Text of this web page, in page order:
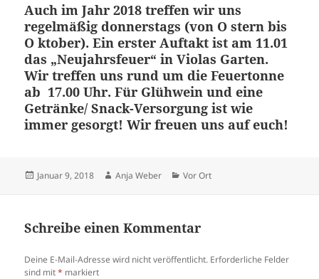
Auch im Jahr 2018 treffen wir uns
regelmäßig donnerstags (von O stern bis
O ktober). Ein erster Auftakt ist am 11.01
das „Neujahrsfeuer“ in Violas Garten.
Wir treffen uns rund um die Feuertonne
ab 17.00 Uhr. Für Glühwein und eine
Getränke/ Snack-Versorgung ist wie
immer gesorgt! Wir freuen uns auf euch!
Veröffentlicht
Januar 9, 2018 Autor
Anja Weber Kategorien
Vor Ort
Schreibe einen Kommentar
Deine E-Mail-Adresse wird nicht veröffentlicht. Erforderliche Felder
sind mit* markiert